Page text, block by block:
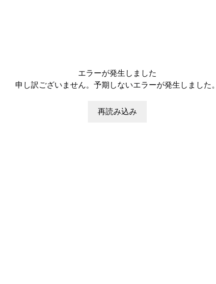
エラーが発生しました
申し訳ございません。予期しないエラーが発生しました。
再読み込み